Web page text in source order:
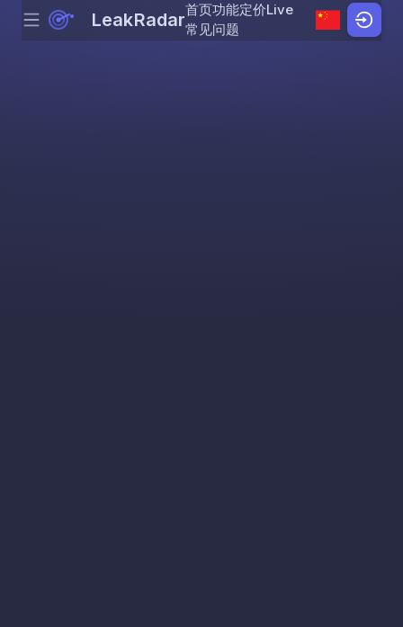
Skip to content
Menu LeakRadar首页功能定价Live
常见问题